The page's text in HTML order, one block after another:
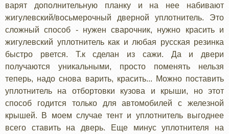
варят дополнительную планку и на нее набивают
жигулевский/восьмерочный дверной уплотнитель. Это
сложный способ - нужен сварочник, нужно красить и
жигулевский уплотнитель как и любая русская резинка
быстро рвется. Т.к сделан из сажи. Да и двери
получаются уникальными, просто поменять нельзя
теперь, надо снова варить, красить... Можно поставить
уплотнитель на отбортовки кузова и крыши, но этот
способ годится только для автомобилей с железной
крышей. В моем случае тент и уплотнитель выгоднее
всего ставить на дверь. Еще минус уплотнителя на